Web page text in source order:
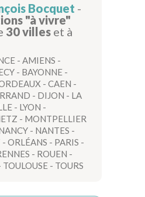
Bocquet -
"à vivre"
30 villes et à
- AMIENS -
- BAYONNE -
- CAEN -
- DIJON - LA
- LYON -
- MONTPELLIER
- NANTES -
- ORLÉANS - PARIS -
- ROUEN -
TOULOUSE - TOURS